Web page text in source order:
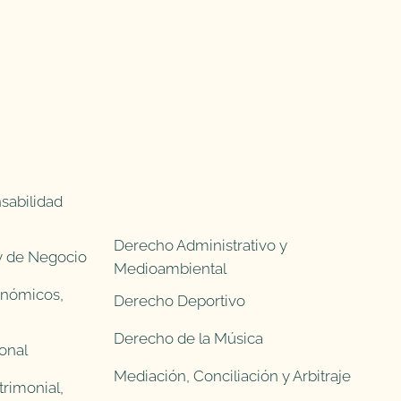
de Negocio
Derecho Administrativo y
Medioambiental
Derecho Deportivo
Derecho de la Música
Mediación, Conciliación y Arbitraje